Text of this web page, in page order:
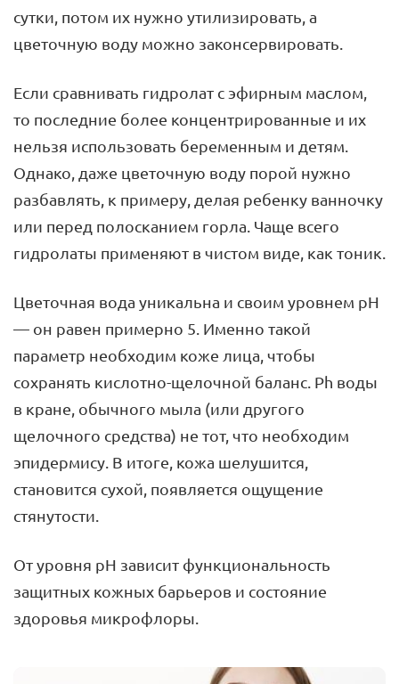
сутки, потом их нужно утилизировать, а
цветочную воду можно законсервировать.
Если сравнивать гидролат с эфирным маслом,
то последние более концентрированные и их
нельзя использовать беременным и детям.
Однако, даже цветочную воду порой нужно
разбавлять, к примеру, делая ребенку ванночку
или перед полосканием горла. Чаще всего
гидролаты применяют в чистом виде, как тоник.
Цветочная вода уникальна и своим уровнем pH
— он равен примерно 5. Именно такой
параметр необходим коже лица, чтобы
сохранять кислотно-щелочной баланс. Ph воды
в кране, обычного мыла (или другого
щелочного средства) не тот, что необходим
эпидермису. В итоге, кожа шелушится,
становится сухой, появляется ощущение
стянутости.
От уровня pH зависит функциональность
защитных кожных барьеров и состояние
здоровья микрофлоры.